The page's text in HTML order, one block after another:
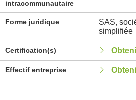
intracommunautaire
Forme juridique
SAS,
simplifiée
Certification(s)
Effectif entreprise